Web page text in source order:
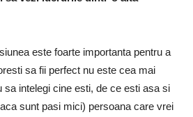
este foarte importanta pentru a
sa fii perfect nu este cea mai
sa intelegi cine esti, de ce esti asa si
sunt pasi mici) persoana care vrei